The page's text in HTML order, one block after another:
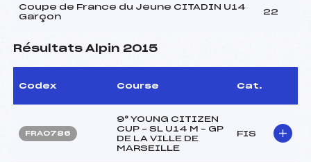
Coupe de France du Jeune CITADIN U14
Garçon
22
Résultats Alpin 2015
Codex Course Cat.
FRA0786
9° YOUNG CITIZEN
CUP – SL U14 M – GP
DE LA VILLE DE
MARSEILLE
FIS